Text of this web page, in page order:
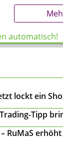
automatisch!
lockt ein
Tipp
RuMaS